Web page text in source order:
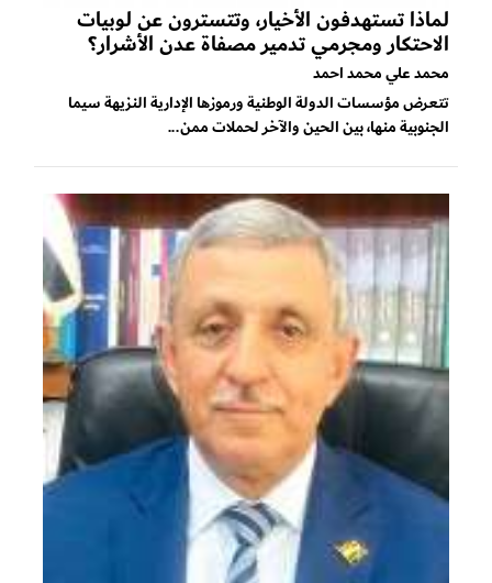
لماذا تستهدفون الأخيار، وتتسترون عن لوبيات
الاحتكار ومجرمي تدمير مصفاة عدن الأشرار؟
محمد علي محمد احمد
تتعرض مؤسسات الدولة الوطنية ورموزها الإدارية النزيهة سيما
الجنوبية منها، بين الحين والآخر لحملات ممن...